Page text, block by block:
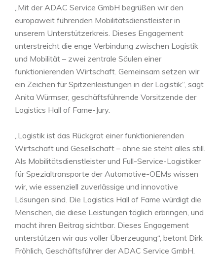
„Mit der ADAC Service GmbH begrüßen wir den
europaweit führenden Mobilitätsdienstleister in
unserem Unterstützerkreis. Dieses Engagement
unterstreicht die enge Verbindung zwischen Logistik
und Mobilität – zwei zentrale Säulen einer
funktionierenden Wirtschaft. Gemeinsam setzen wir
ein Zeichen für Spitzenleistungen in der Logistik“, sagt
Anita Würmser, geschäftsführende Vorsitzende der
Logistics Hall of Fame-Jury.
„Logistik ist das Rückgrat einer funktionierenden
Wirtschaft und Gesellschaft – ohne sie steht alles still.
Als Mobilitätsdienstleister und Full-Service-Logistiker
für Spezialtransporte der Automotive-OEMs wissen
wir, wie essenziell zuverlässige und innovative
Lösungen sind. Die Logistics Hall of Fame würdigt die
Menschen, die diese Leistungen täglich erbringen, und
macht ihren Beitrag sichtbar. Dieses Engagement
unterstützen wir aus voller Überzeugung“, betont Dirk
Fröhlich, Geschäftsführer der ADAC Service GmbH.